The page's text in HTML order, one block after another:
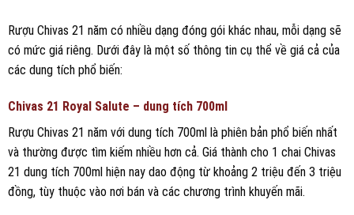
Rượu Chivas 21 năm có nhiều dạng đóng gói khác nhau, mỗi dạng sẽ
có mức giá riêng. Dưới đây là một số thông tin cụ thể về giá cả của
các dung tích phổ biến:
Chivas 21 Royal Salute – dung tích 700ml
Rượu Chivas 21 năm với dung tích 700ml là phiên bản phổ biến nhất
và thường được tìm kiếm nhiều hơn cả. Giá thành cho 1 chai Chivas
21 dung tích 700ml hiện nay dao động từ khoảng 2 triệu đến 3 triệu
đồng, tùy thuộc vào nơi bán và các chương trình khuyến mãi.